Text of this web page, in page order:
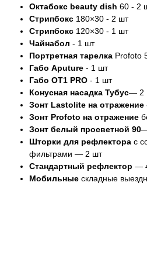
Октабокс beauty dish 60 - 2
Стрипбокс 180×30 - 2 шт
Стрипбокс 120×30 - 1 шт
Чайнабол - 1 шт
Портретная тарелка Profoto
Габо Aputure - 1 шт
Габо OT1 PRO - 1 шт
Конусная насадка Тубус— 2
Зонт Lastolite на отражение
Зонт Profoto на отражение
Зонт белый просветной 90
Шторки для рефлектора с
фильтрами — 2 шт
Стандартный рефлектор —
Мобильные складные